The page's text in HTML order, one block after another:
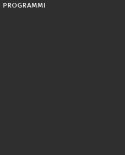
PROGRAMMI